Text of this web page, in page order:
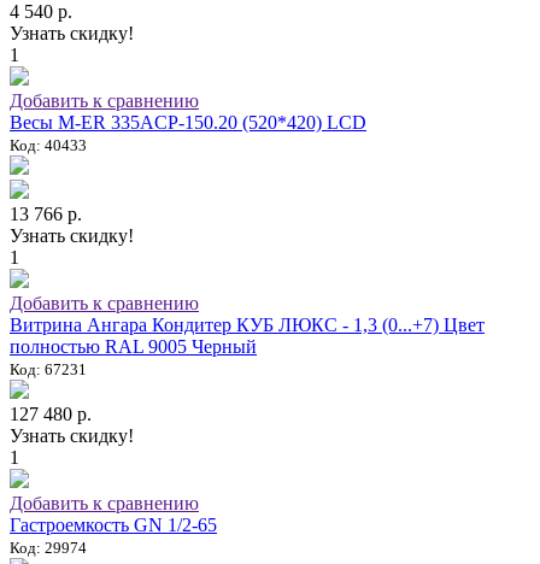
4 540 р.
Узнать скидку!
1
Добавить к сравнению
Весы M-ER 335ACP-150.20 (520*420) LCD
Код: 40433
13 766 р.
Узнать скидку!
1
Добавить к сравнению
Витрина Ангара Кондитер КУБ ЛЮКС - 1,3 (0...+7) Цвет
полностью RAL 9005 Черный
Код: 67231
127 480 р.
Узнать скидку!
1
Добавить к сравнению
Гастроемкость GN 1/2-65
Код: 29974